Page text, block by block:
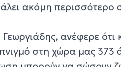
ακόμη περισσότερο
ανέφερε ότι
στη χώρα μας 373